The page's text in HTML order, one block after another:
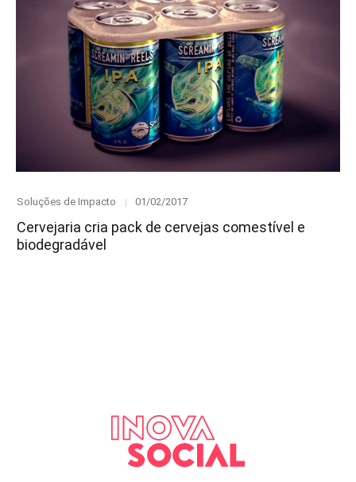
Category
Soluções de Impacto
Posted
01/02/2017
Cervejaria cria pack de cervejas comestível e
biodegradável